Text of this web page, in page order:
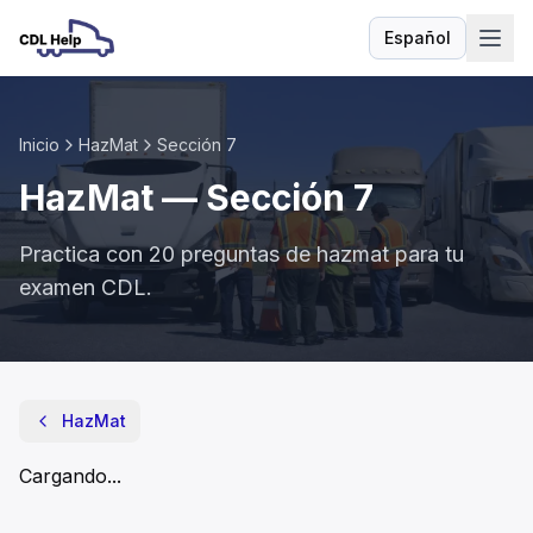
Español
Idioma
Inicio HazMat Sección 7
HazMat— Sección7
Practica con20 preguntas dehazmatpara tu
examen CDL.
Los números de identificación de materiales peligrosos
125 mm
HazMat
Cargando...